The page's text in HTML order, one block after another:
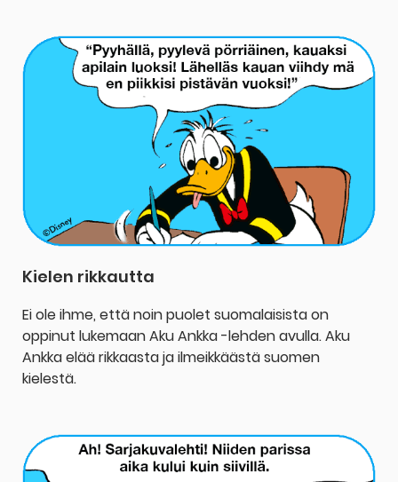
Kielen rikkautta
Ei ole ihme, että noin puolet suomalaisista on
oppinut lukemaan Aku Ankka -lehden avulla. Aku
Ankka elää rikkaasta ja ilmeikkäästä suomen
kielestä.